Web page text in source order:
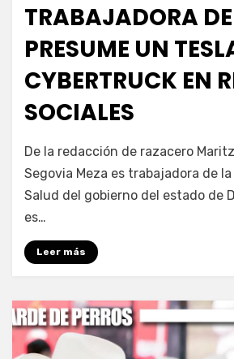
TRABAJADORA
PRESUME UN
CYBERTRUCK EN
SOCIALES
por Fernando Miranda Servín
De la redacción de razacero
Segovia Meza es trabajadora de
Salud del gobierno del estado de
es…
Leer más